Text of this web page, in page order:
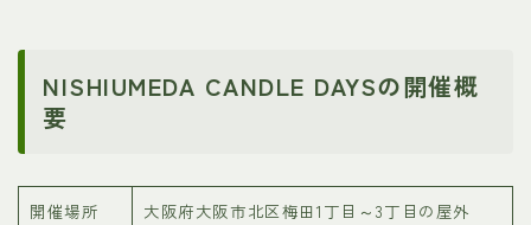
NISHIUMEDA CANDLE DAYSの開催概
要
開催場所 大阪府大阪市北区梅田1丁目～3丁目の屋外